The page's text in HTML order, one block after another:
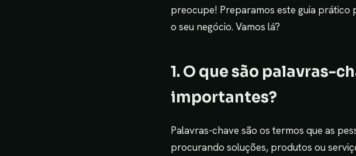
preocupe! Preparamos este guia
o seu negócio. Vamos lá?
1. O que são palavras-
importantes?
Palavras-chave são os termos que as
procurando soluções, produtos ou